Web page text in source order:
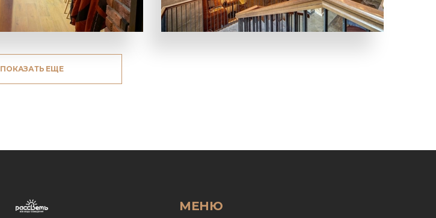
ПОКАЗАТЬ ЕЩЕ
МЕНЮ